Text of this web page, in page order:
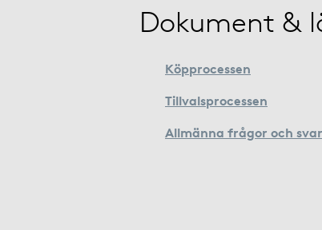
Dokument &
Köpprocessen
Tillvalsprocessen
Allmänna frågor och svar